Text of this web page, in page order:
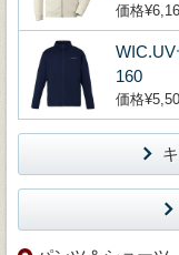
価格
160
価格